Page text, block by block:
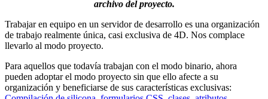
archivo del proyecto.
Trabajar en equipo en un servidor de desarrollo es una organización
de trabajo realmente única, casi exclusiva de 4D. Nos complace
llevarlo al modo proyecto.
Para aquellos que todavía trabajan con el modo binario, ahora
pueden adoptar el modo proyecto sin que ello afecte a su
organización y beneficiarse de sus características exclusivas: